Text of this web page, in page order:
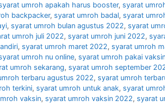
umroh apakah harus booster, syarat
backpacker, syarat umroh badal, syarat
, syarat umroh bulan agustus 2022, syarat
umroh juli 2022, syarat umroh juni 2022,
, syarat umroh maret 2022, syarat umroh
umroh nu online, syarat umroh pakai
umroh sekarang, syarat umroh september
terbaru agustus 2022, syarat umroh
terkini, syarat umroh untuk anak, syarat
vaksin, syarat umroh vaksin 2022, syarat